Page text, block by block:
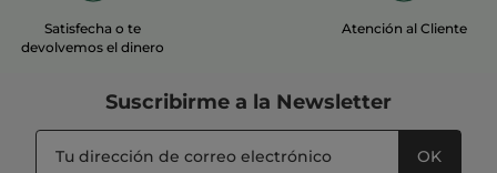
Satisfecha o te
devolvemos el dinero
Atención al Cliente
Suscribirme a la Newsletter
OK